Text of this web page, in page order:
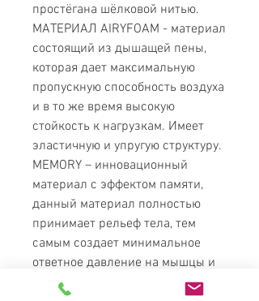
простёгана шёлковой нитью.
МАТЕРИАЛ AIRYFOAM - материал
состоящий из дышащей пены,
которая дает максимальную
пропускную способность воздуха
и в то же время высокую
стойкость к нагрузкам. Имеет
эластичную и упругую структуру.
MEMORY – инновационный
материал с эффектом памяти,
данный материал полностью
принимает рельеф тела, тем
самым создает минимальное
ответное давление на мышцы и
кровеносные сосуды, дает